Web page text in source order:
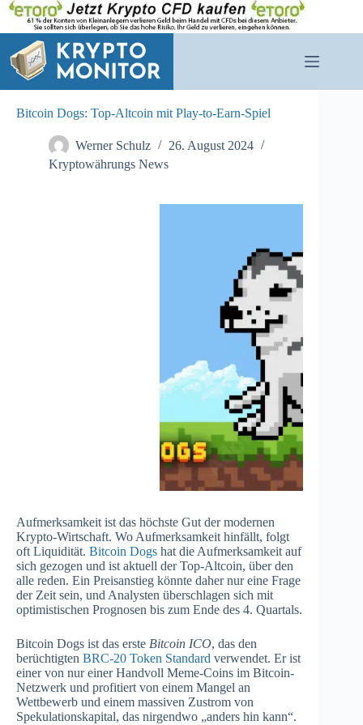
Zum
Inhalt
springen
Bitcoin Dogs: Top-Altcoin mit Play-to-Earn-Spiel
Werner Schulz
26. August 2024
Kryptowährungs News
Aufmerksamkeit ist das höchste Gut der modernen
Krypto-Wirtschaft. Wo Aufmerksamkeit hinfällt, folgt
oft Liquidität. Bitcoin Dogs hat die Aufmerksamkeit auf
sich gezogen und ist aktuell der Top-Altcoin, über den
alle reden. Ein Preisanstieg könnte daher nur eine Frage
der Zeit sein, und Analysten überschlagen sich mit
optimistischen Prognosen bis zum Ende des 4. Quartals.
Bitcoin Dogs ist das erste Bitcoin ICO, das den
berüchtigten BRC-20 Token Standard verwendet. Er ist
einer von nur einer Handvoll Meme-Coins im Bitcoin-
Netzwerk und profitiert von einem Mangel an
Wettbewerb und einem massiven Zustrom von
Spekulationskapital, das nirgendwo „anders hin kann“.